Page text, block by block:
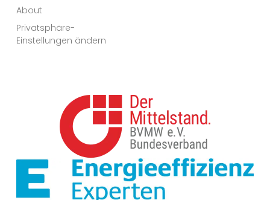
About
Privatsphäre-
Einstellungen ändern